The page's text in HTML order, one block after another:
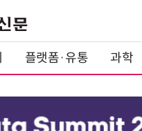
플랫폼·유통 과학